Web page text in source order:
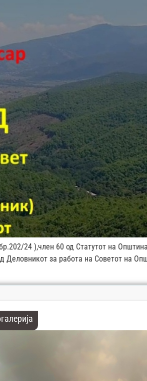
24 ),член 60 од Статутот на
Деловникот за работа на Советот на